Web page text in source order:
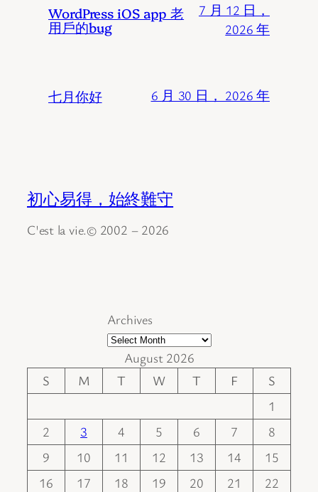
WordPress iOS app 老
用戶的bug
7 月 12 日，
2026 年
七月你好 6 月 30 日， 2026 年
初心易得，始終難守
C'est la vie.© 2002 – 2026
Archives
August 2026
S
M T W T F
S
1
2
3 4 5 6 7
8
9
10 11 12 13 14
15
16
17 18 19 20 21
22